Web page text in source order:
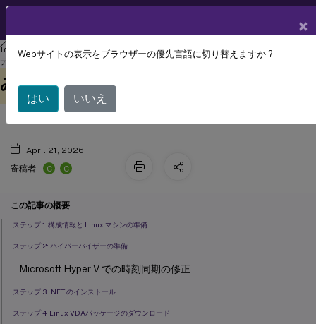
リナックス バーチャル デリバリー エージェント
リナックス バーチャル
デリバリー エージェント 2511
翻訳されています。
easy install を使用したドメイン参加済
みVDAの作成
April 21, 2026
寄稿者:
C C
この記事の概要
ステップ 1: 構成情報と Linux マシンの準備
ステップ 2: ハイパーバイザーの準備
Microsoft Hyper-V での時刻同期の修正
ステップ 3: .NET のインストール
ステップ 4: Linux VDAパッケージのダウンロード
×
Webサイトの表示をブラウザーの優先言語に切り替えますか ?
はい いいえ